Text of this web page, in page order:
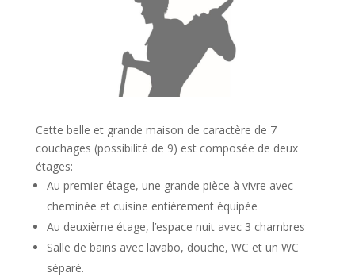
Cette belle et grande maison de caractère de 7
couchages (possibilité de 9) est composée de deux
étages:
Au premier étage, une grande pièce à vivre avec
cheminée et cuisine entièrement équipée
Au deuxième étage, l’espace nuit avec 3 chambres
Salle de bains avec lavabo, douche, WC et un WC
séparé.